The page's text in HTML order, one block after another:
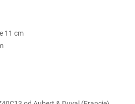
11 cm